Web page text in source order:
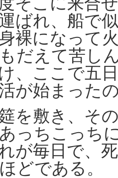
ばれ、船で
裸になって
だえて苦し
、ここで五
が始まった
を敷き、そ
っちこっち
が毎日で、
どである。